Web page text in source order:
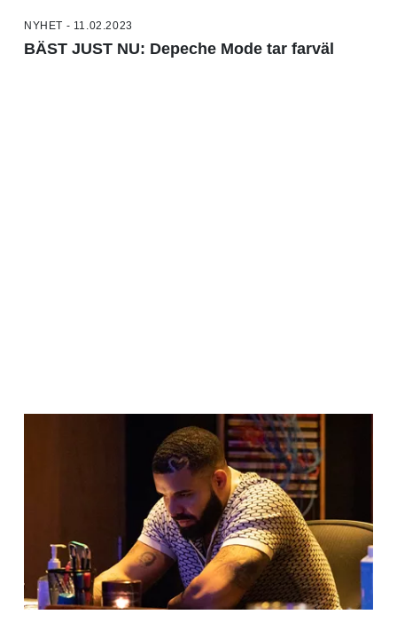
NYHET - 11.02.2023
BÄST JUST NU: Depeche Mode tar farväl